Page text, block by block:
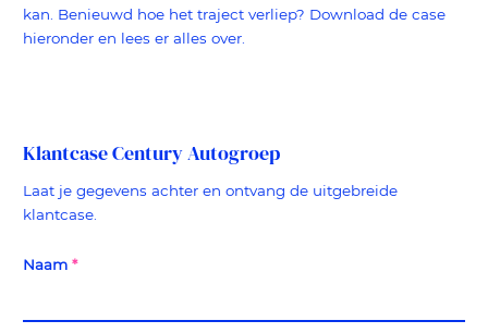
kan. Benieuwd hoe het traject verliep? Download de case
hieronder en lees er alles over.
Klantcase Century Autogroep
Laat je gegevens achter en ontvang de uitgebreide
klantcase.
Naam *